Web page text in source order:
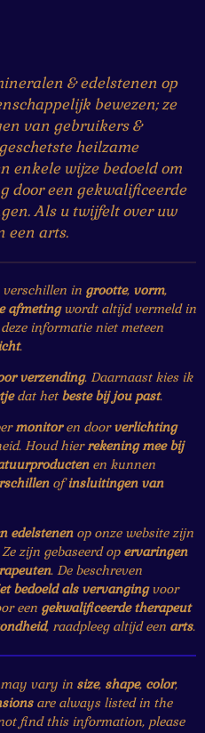
& edelstenen op
bewezen; ze
van gebruikers &
heilzame
enkele wijze bedoeld om
door een gekwalificeerde
Als u twijfelt over uw
een arts.
in grootte, vorm,
afmetingwordt altijd vermeld in
informatie niet meteen
.
verzending. Daarnaast kies ik
dat het beste bij jou past.
monitoren doorverlichting
Houd hierrekening mee bij
en kunnen
ofinsluitingen van
edelstenenop onze website zijn
Ze zijn gebaseerd op ervaringen
. De beschreven
bedoeld als vervangingvoor
een gekwalificeerde therapeut
, raadpleeg altijd een arts.
vary in size, shape, color,
are always listed in the
find this information, please